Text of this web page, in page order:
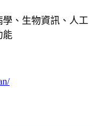
、生物資訊、人工
能